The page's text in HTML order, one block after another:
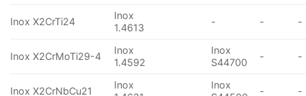
Inox X2CrTi24
Inox
1.4613
- - -
Inox X2CrMoTi29-4
Inox
1.4592
Inox
S44700
- -
Inox X2CrNbCu21
Inox
Inox
- -